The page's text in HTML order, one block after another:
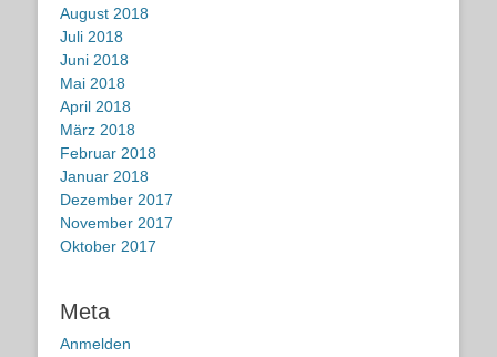
August 2018
Juli 2018
Juni 2018
Mai 2018
April 2018
März 2018
Februar 2018
Januar 2018
Dezember 2017
November 2017
Oktober 2017
Meta
Anmelden